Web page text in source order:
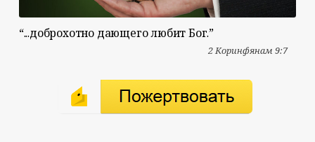
“...доброхотно дающего любит Бог.”
2 Коринфянам 9:7